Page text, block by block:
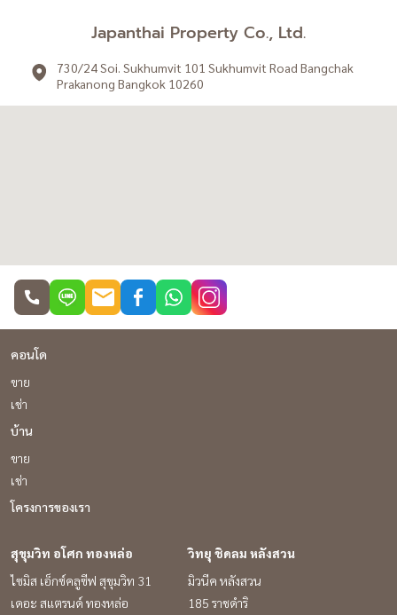
Japanthai Property Co., Ltd.
730/24 Soi. Sukhumvit 101 Sukhumvit Road Bangchak
Prakanong Bangkok 10260
คอนโด
ขาย
เช่า
บ้าน
ขาย
เช่า
โครงการของเรา
สุขุมวิท อโศก ทองหล่อ
ไซมิส เอ็กซ์คลูซีฟ สุขุมวิท 31
เดอะ สแตรนด์ ทองหล่อ
วิทยุ ชิดลม หลังสวน
มิวนีค หลังสวน
185 ราชดำริ